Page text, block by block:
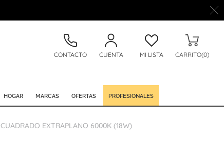
CONTACTO CUENTA MI LISTA CARRITO(0)
HOGAR MARCAS OFERTAS PROFESIONALES
EXTRAPLANO 6000K (18W)